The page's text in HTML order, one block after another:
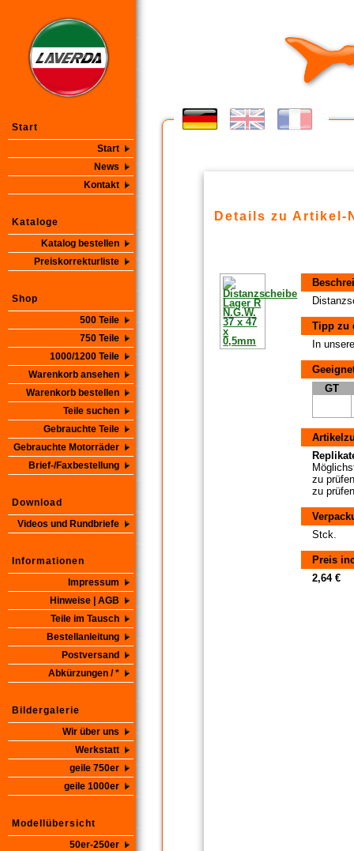
Start
Start
News
Kontakt
Kataloge
Katalog bestellen
Preiskorrekturliste
Shop
500 Teile
750 Teile
1000/1200 Teile
Warenkorb ansehen
Warenkorb bestellen
Teile suchen
Gebrauchte Teile
Gebrauchte Motorräder
Brief-/Faxbestellung
Download
Videos und Rundbriefe
Informationen
Impressum
Hinweise | AGB
Teile im Tausch
Bestellanleitung
Postversand
Abkürzungen / *
Bildergalerie
Wir über uns
Werkstatt
geile 750er
geile 1000er
Modellübersicht
50er-250er
Details zu Artikel-
Tipp zu
In
GT
zu
zu
Stck.
Preis
2,64 €